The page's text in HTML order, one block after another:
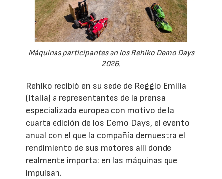
Máquinas participantes en los Rehlko Demo Days
2026.
Rehlko recibió en su sede de Reggio Emilia
(Italia) a representantes de la prensa
especializada europea con motivo de la
cuarta edición de los Demo Days, el evento
anual con el que la compañía demuestra el
rendimiento de sus motores allí donde
realmente importa: en las máquinas que
impulsan.